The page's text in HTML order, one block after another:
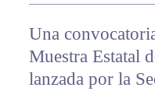
Una
Muestra Estatal
lanzada por la